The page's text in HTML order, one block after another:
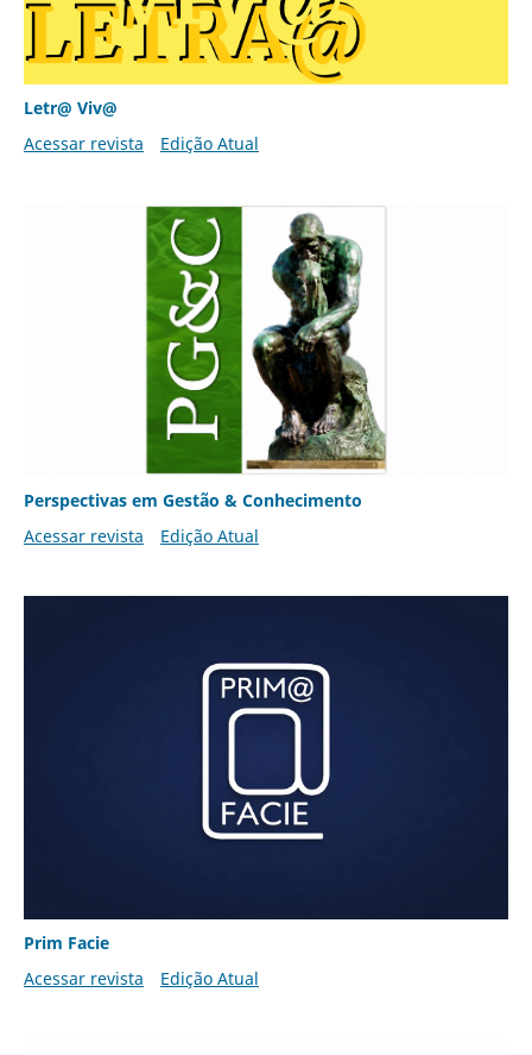
Letr@ Viv@
Acessar revista
Edição Atual
Perspectivas em Gestão & Conhecimento
Acessar revista
Edição Atual
Prim Facie
Acessar revista
Edição Atual